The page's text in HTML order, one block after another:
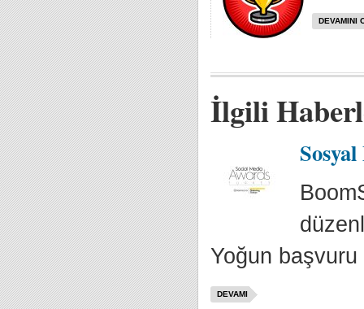
DEVAMINI
İlgili
Yoğun
DEVAMI